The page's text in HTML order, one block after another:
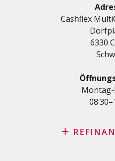
Kredite für
Privatkredit für
KMU-
Cashflex
6330